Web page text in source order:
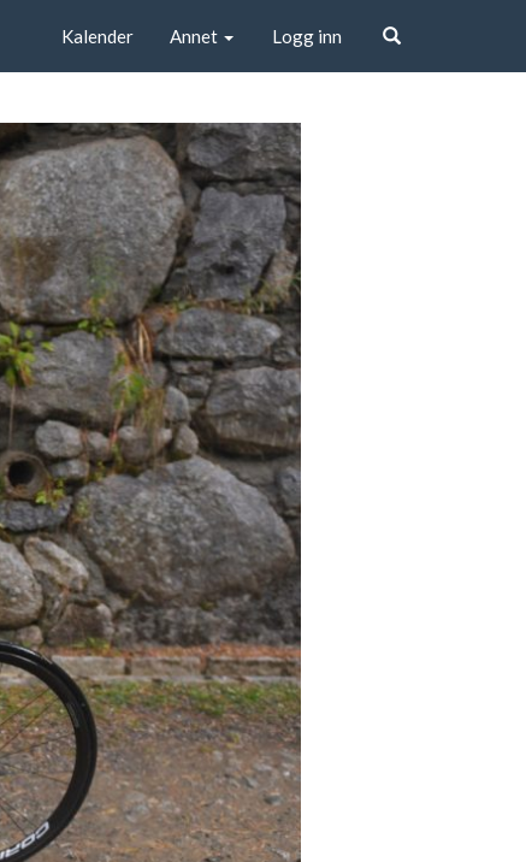
Kalender Annet Logg inn